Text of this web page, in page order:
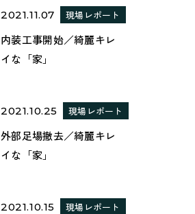
2021.11.07 現場レポート
内装工事開始／綺麗キレ
イな「家」
2021.10.25 現場レポート
外部足場撤去／綺麗キレ
イな「家」
2021.10.15 現場レポート